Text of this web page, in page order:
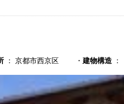
： 京都市西京区 ・ 建物構造 ：